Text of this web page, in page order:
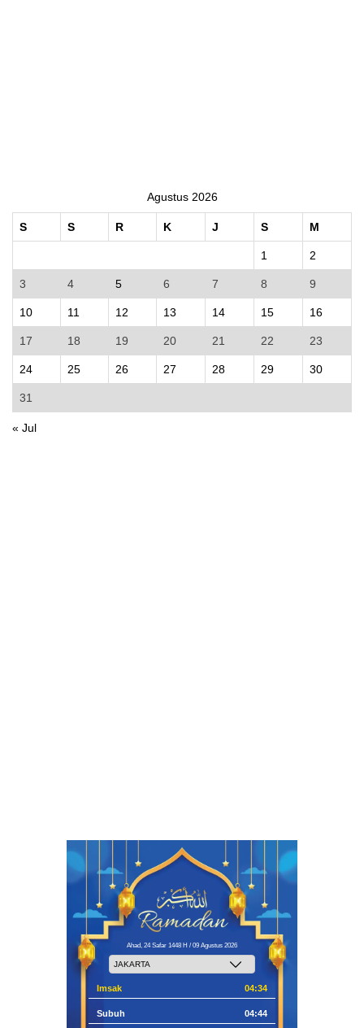
Agustus 2026
S S R K J S M
1 2
3 4 5 6 7 8 9
10 11 12 13 14 15 16
17 18 19 20 21 22 23
24 25 26 27 28 29 30
31
« Jul
Ahad, 24 Safar 1448 H / 09 Agustus 2026
Imsak 04:34
Subuh 04:44